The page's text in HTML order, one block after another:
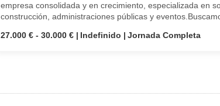
empresa consolidada y en crecimiento, especializada en
construcción, administraciones públicas y
27.000 € - 30.000 €
Indefinido Jornada Completa